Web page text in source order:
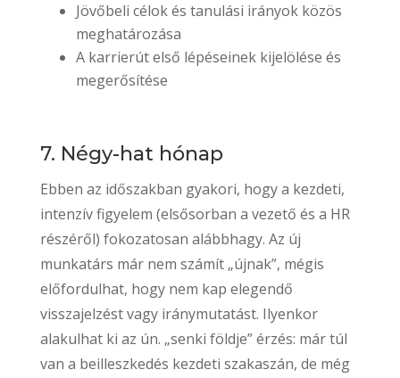
Jövőbeli célok és tanulási irányok közös
meghatározása
A karrierút első lépéseinek kijelölése és
megerősítése
7. Négy-hat hónap
Ebben az időszakban gyakori, hogy a kezdeti,
intenzív figyelem (elsősorban a vezető és a HR
részéről) fokozatosan alábbhagy. Az új
munkatárs már nem számít „újnak”, mégis
előfordulhat, hogy nem kap elegendő
visszajelzést vagy iránymutatást. Ilyenkor
alakulhat ki az ún. „senki földje” érzés: már túl
van a beilleszkedés kezdeti szakaszán, de még